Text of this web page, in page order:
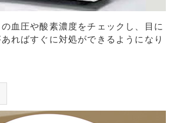
血圧や酸素濃度をチェックし、目に
ればすぐに対処ができるようになり